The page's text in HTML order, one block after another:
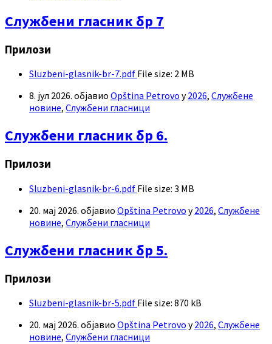
Службени гласник бр 7
Прилози
Sluzbeni-glasnik-br-7.pdf File size: 2 MB
8. јул 2026. објавио Opština Petrovo у2026, Службене
новине, Службени гласници
Службени гласник бр 6.
Прилози
Sluzbeni-glasnik-br-6.pdf File size: 3 MB
20. мај 2026. објавио Opština Petrovo у2026, Службене
новине, Службени гласници
Службени гласник бр 5.
Прилози
Sluzbeni-glasnik-br-5.pdf File size: 870 kB
20. мај 2026. објавио Opština Petrovo у2026, Службене
новине, Службени гласници